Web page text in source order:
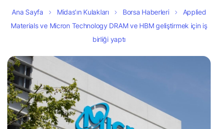
Ana Sayfa Midas’ın Kulakları Borsa Haberleri
Applied
Materials ve Micron Technology DRAM ve HBM geliştirmek için iş
birliği yaptı